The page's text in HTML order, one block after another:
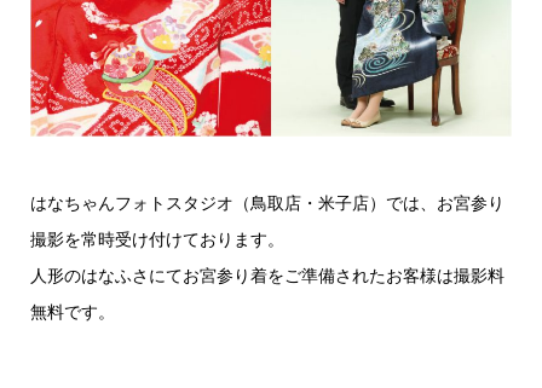
はなちゃんフォトスタジオ（鳥取店・米子店）では、お宮参り
撮影を常時受け付けております。
人形のはなふさにてお宮参り着をご準備されたお客様は撮影料
無料です。